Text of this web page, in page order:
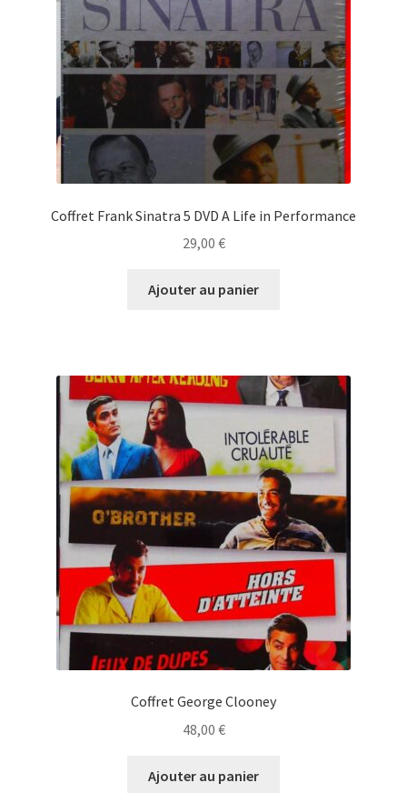
Coffret Frank Sinatra 5 DVD A Life in Performance
29,00 €
Ajouter au panier
Coffret George Clooney
48,00 €
Ajouter au panier